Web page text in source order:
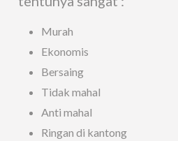
Murah
Ekonomis
Bersaing
Tidak mahal
Anti mahal
Ringan di kantong